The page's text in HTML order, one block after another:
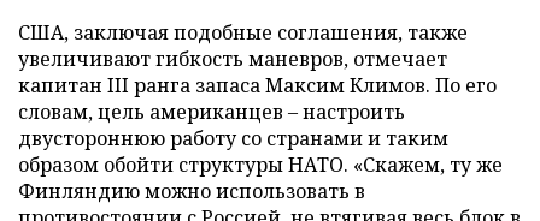
США, заключая подобные соглашения, также
увеличивают гибкость маневров, отмечает
капитан III ранга запаса Максим Климов. По его
словам, цель американцев – настроить
двустороннюю работу со странами и таким
образом обойти структуры НАТО. «Скажем, ту же
Финляндию можно использовать в